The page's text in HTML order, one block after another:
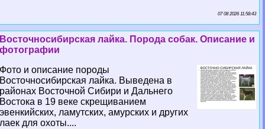
07 08 2026 11:58:43
Восточносибирская лайка. Порода собак. Описание и
фотографии
Фото и описание породы
Восточносибирская лайка. Выведена в
районах Восточной Сибири и Дальнего
Востока в 19 веке скрещиванием
эвенкийских, ламутских, амурских и других
лаек для охоты....